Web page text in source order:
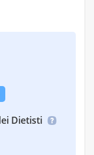
Dietisti